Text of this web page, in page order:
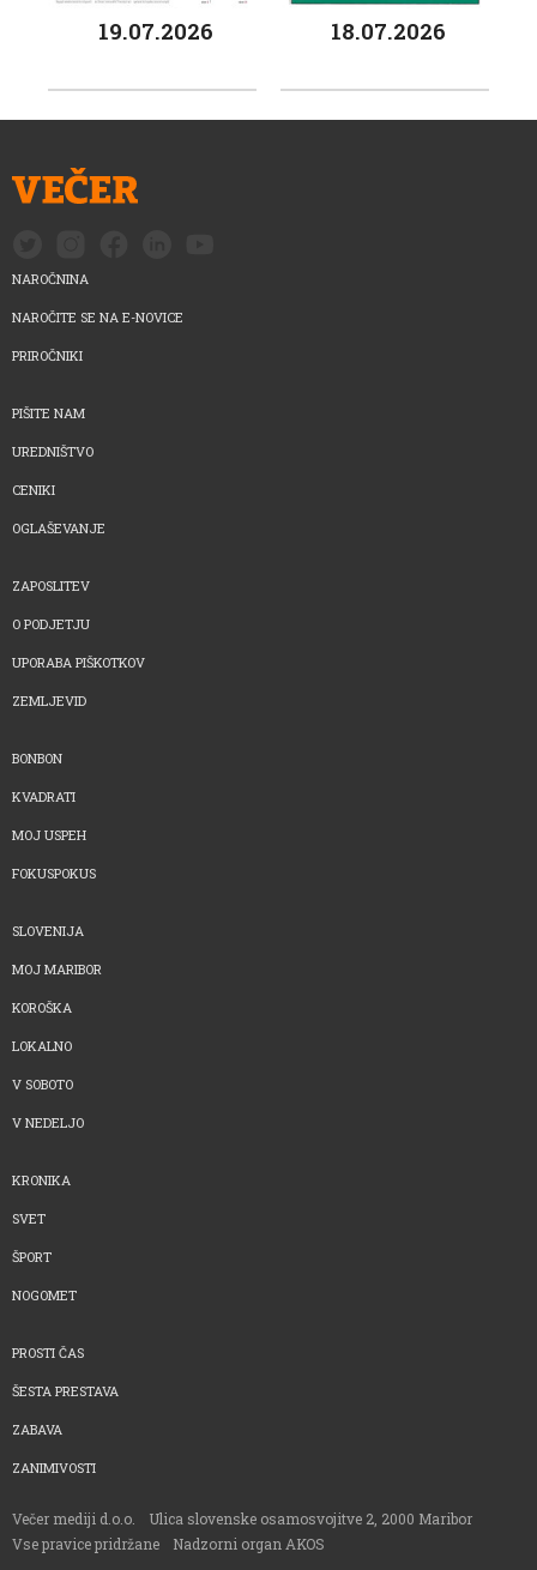
19.07.2026 18.07.2026
NAROČNINA
NAROČITE SE NA E-NOVICE
PRIROČNIKI
PIŠITE NAM
UREDNIŠTVO
CENIKI
OGLAŠEVANJE
ZAPOSLITEV
O PODJETJU
UPORABA PIŠKOTKOV
ZEMLJEVID
BONBON
KVADRATI
MOJ USPEH
FOKUSPOKUS
SLOVENIJA
MOJ MARIBOR
KOROŠKA
LOKALNO
V SOBOTO
V NEDELJO
KRONIKA
SVET
ŠPORT
NOGOMET
PROSTI ČAS
ŠESTA PRESTAVA
ZABAVA
ZANIMIVOSTI
Večer mediji d.o.o.
Ulica slovenske osamosvojitve 2, 2000 Maribor
Vse pravice pridržane
Nadzorni organ AKOS